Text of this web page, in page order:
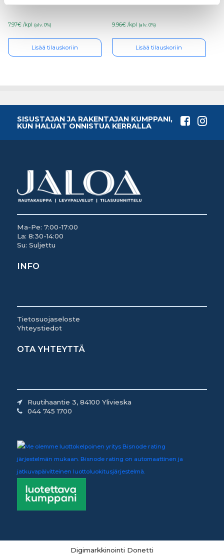
7.97€ /kpl (alv. 0%)
Lisää tilauskoriin
9.96€ /kpl (alv. 0%)
Lisää tilauskoriin
SISUSTAJAN JA RAKENTAJAN KUMPPANI,
KUN HALUAT ONNISTUA KERRALLA
Ma-Pe: 7:00-17:00
La: 8:30-14:00
Su: Suljettu
INFO
Tietosuojaseloste
Yhteystiedot
OTA YHTEYTTÄ
Ruutihaantie 3, 84100 Ylivieska
044 745 1700
Digimarkkinointi Donetti